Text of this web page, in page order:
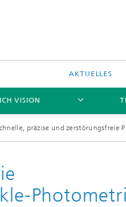
AKTUELLES
VISION
präzise und zerstörungsfreie